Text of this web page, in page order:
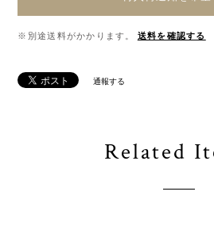
※別途送料がかかります。 送料を確認する
通報する
Related